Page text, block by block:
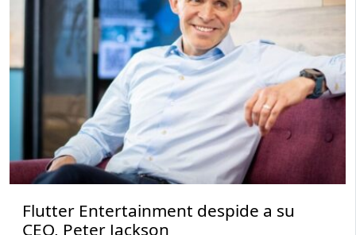
Flutter Entertainment despide a su
CEO, Peter Jackson